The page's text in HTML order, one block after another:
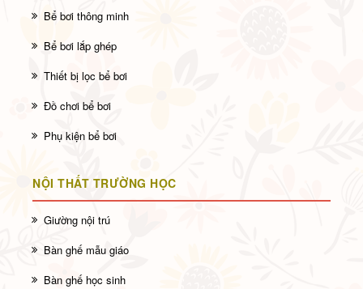
Bể bơi thông minh
Bể bơi lắp ghép
Thiết bị lọc bể bơi
Đồ chơi bể bơi
Phụ kiện bể bơi
NỘI THẤT TRƯỜNG HỌC
Giường nội trú
Bàn ghế mẫu giáo
Bàn ghế học sinh